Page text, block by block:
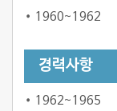
1960~1962
경력사항
1962~1965